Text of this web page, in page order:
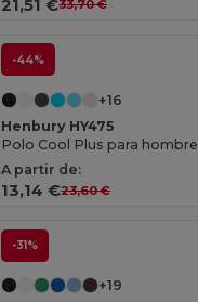
21,51 €33,70 €
-44%
+16
Henbury HY475
Polo Cool Plus para hombre
A partir de:
13,14 €23,60 €
-31%
+19